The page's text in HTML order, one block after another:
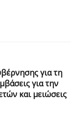
για τη
για την
και μειώσεις